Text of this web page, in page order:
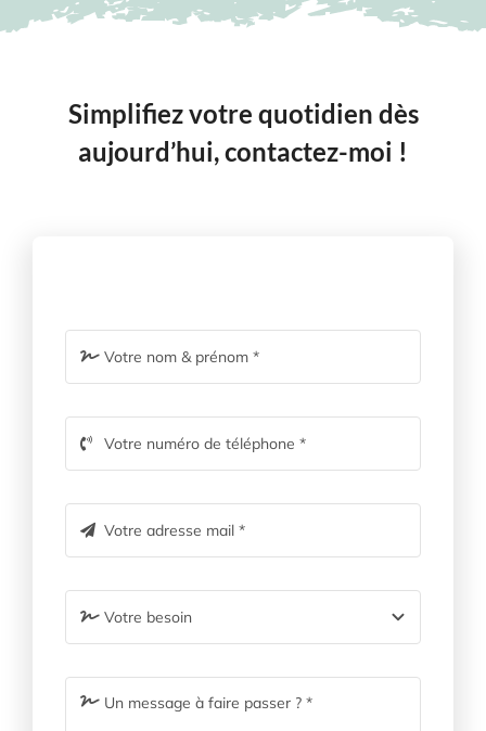
Simplifiez votre quotidien dès
aujourd’hui, contactez-moi !